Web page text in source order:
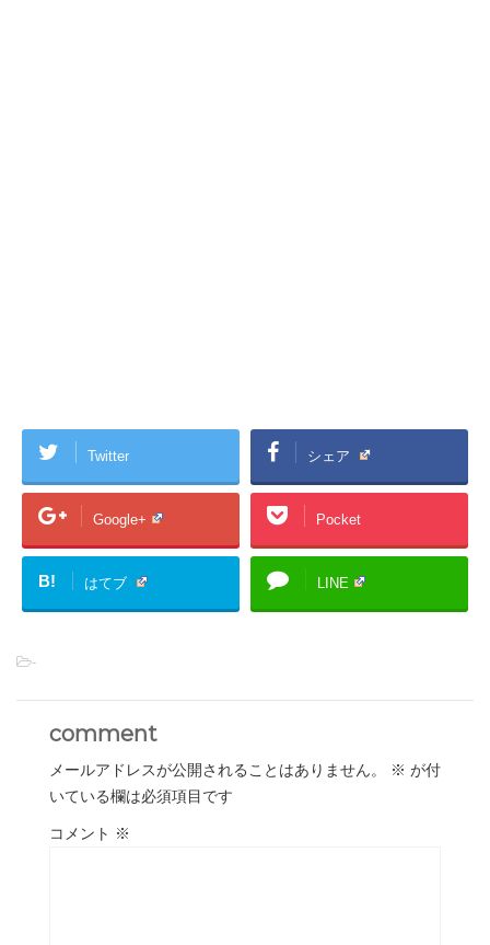
Twitter シェア
Google+ Pocket
B! はてブ LINE
-
comment
メールアドレスが公開されることはありません。 ※ が付
いている欄は必須項目です
コメント ※